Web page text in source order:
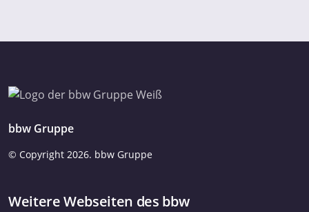
bbw Gruppe
© Copyright 2026. bbw Gruppe
Weitere Webseiten des bbw